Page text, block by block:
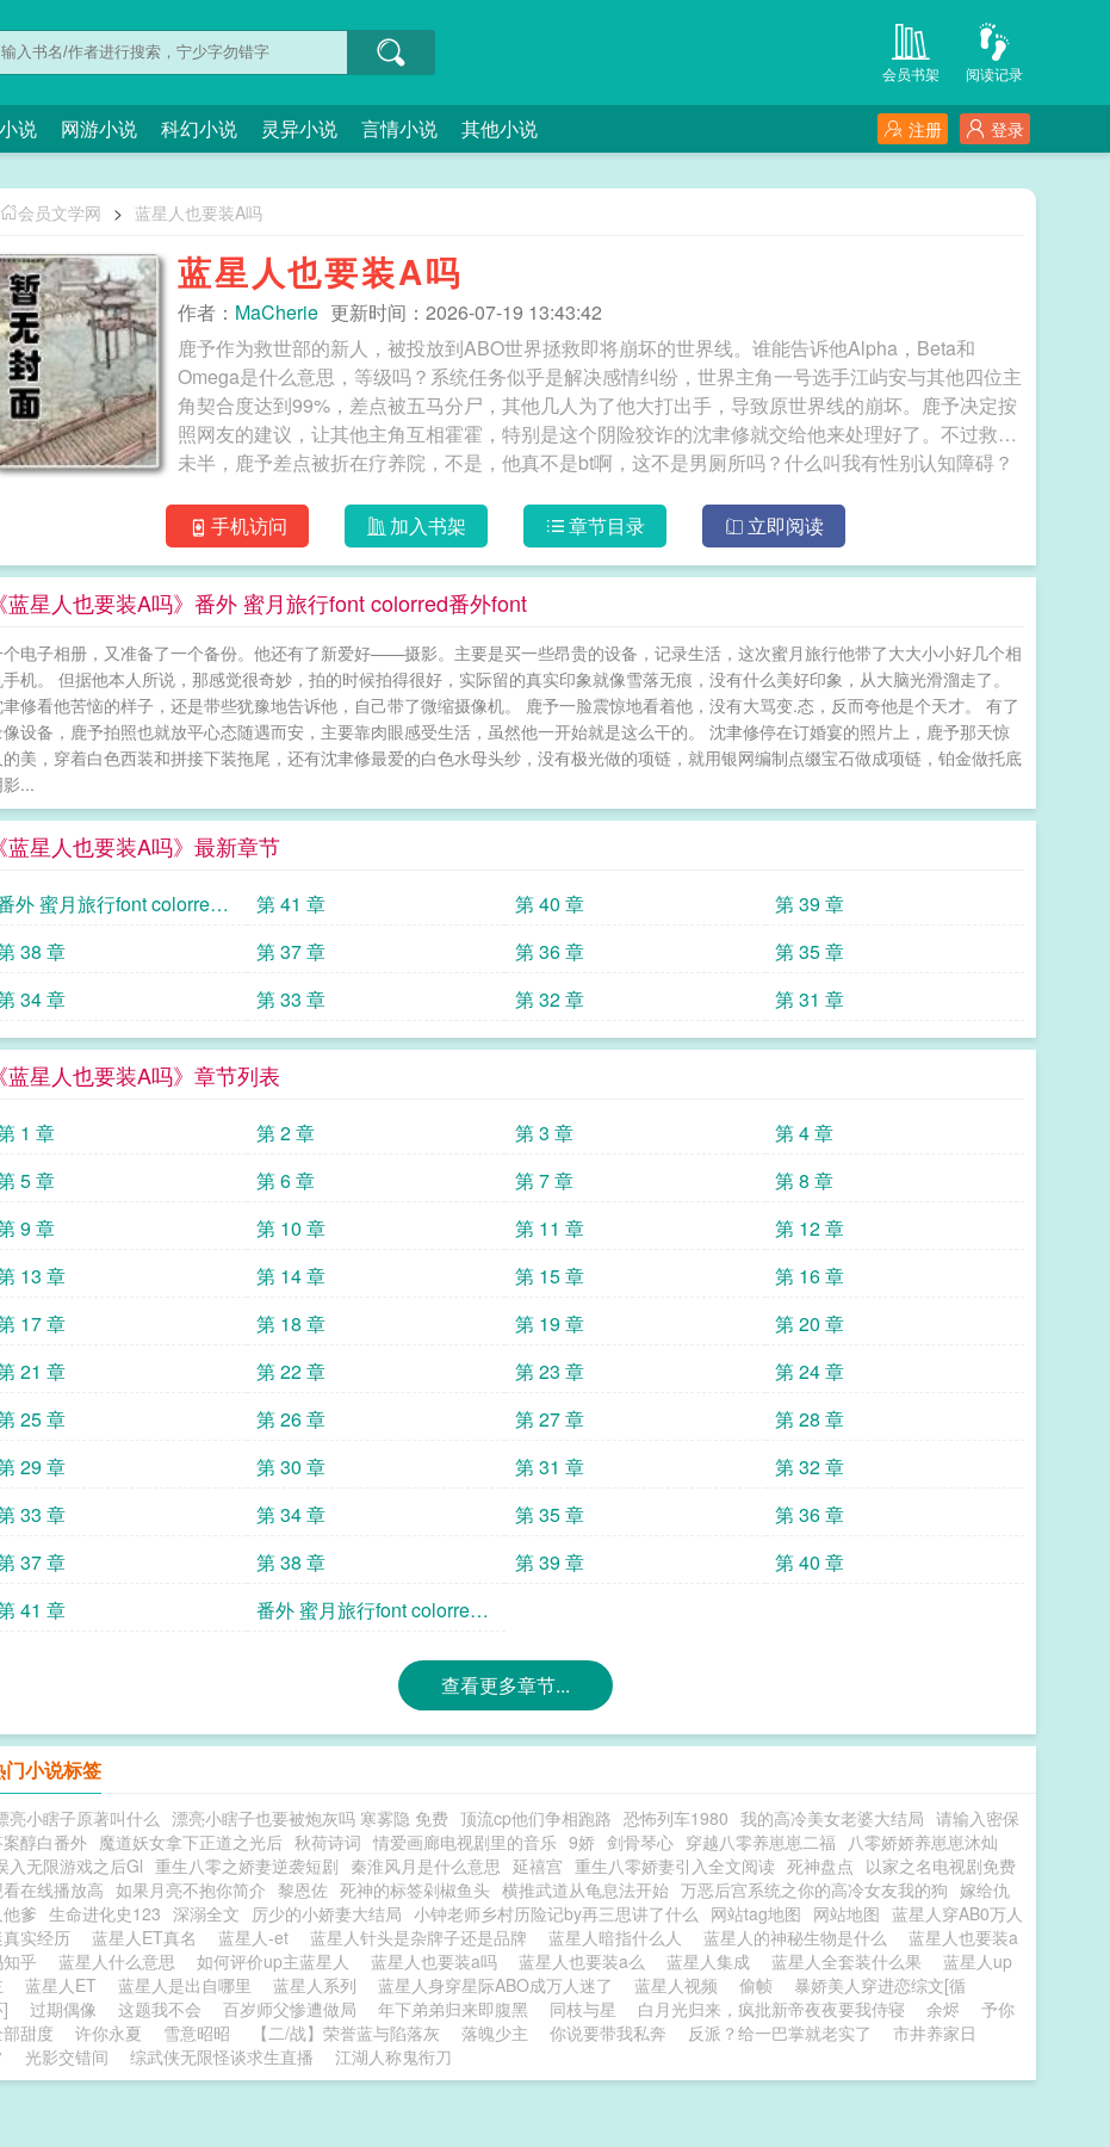
阅读记录
会员书架
说 网游小说 科幻小说 灵异小说 言情小说 其他小说 登录
注册
会员文学网 > 蓝星人也要装A吗
蓝星人也要装A吗
作者： MaCherie 更新时间：2026-07-19 13:43:42
鹿予作为救世部的新人，被投放到ABO世界拯救即将崩坏的世界线。谁能告诉他Alpha，Beta和
Omega是什么意思，等级吗？系统任务似乎是解决感情纠纷，世界主角一号选手江屿安与其他四位主
角契合度达到99%，差点被五马分尸，其他几人为了他大打出手，导致原世界线的崩坏。鹿予决定按
照网友的建议，让其他主角互相霍霍，特别是这个阴险狡诈的沈聿修就交给他来处理好了。不过救世
未半，鹿予差点被折在疗养院，不是，他真不是bt啊，这不是男厕所吗？什么叫我有性别认知障碍？
来越近，离系统任务越来越远……好在系统终于苏醒，但是屁用没有！鹿予一拖二，系统就是躺赢
狗！系统：“汪汪。宿主你真是可造之才，我从没见过哪位宿主完成任务像你这么神速的。”虽然鹿予
是它带的第一个宿主。 蓝星人也要装A吗
手机访问 加入书架 章节目录 立即阅读
《蓝星人也要装A吗》番外 蜜月旅行font colorred番外font
电子相册，又准备了一个备份。他还有了新爱好——摄影。主要是买一些昂贵的设备，记录生活，这次蜜月旅行他带了大大小小好几个相
机。 但据他本人所说，那感觉很奇妙，拍的时候拍得很好，实际留的真实印象就像雪落无痕，没有什么美好印象，从大脑光滑溜走了。
修看他苦恼的样子，还是带些犹豫地告诉他，自己带了微缩摄像机。 鹿予一脸震惊地看着他，没有大骂变.态，反而夸他是个天才。 有了
设备，鹿予拍照也就放平心态随遇而安，主要靠肉眼感受生活，虽然他一开始就是这么干的。 沈聿修停在订婚宴的照片上，鹿予那天惊
的美，穿着白色西装和拼接下装拖尾，还有沈聿修最爱的白色水母头纱，没有极光做的项链，就用银网编制点缀宝石做成项链，铂金做托底
影...
《蓝星人也要装A吗》最新章节
外 蜜月旅行font colorred
外font
第 41 章 第 40 章
第 39 章
38 章
第 37 章 第 36 章
第 35 章
34 章
第 33 章 第 32 章 第 31 章
《蓝星人也要装A吗》章节列表
1 章 第 2 章 第 3 章
第 4 章
5 章
第 6 章 第 7 章
第 8 章
9 章
第 10 章 第 11 章
第 12 章
13 章
第 14 章 第 15 章
第 16 章
17 章
第 18 章 第 19 章
第 20 章
21 章
第 22 章 第 23 章
第 24 章
25 章
第 26 章 第 27 章
第 28 章
29 章
第 30 章 第 31 章
第 32 章
33 章
第 34 章 第 35 章
第 36 章
37 章
第 38 章 第 39 章
第 40 章
41 章
番外 蜜月旅行font colorred
查看更多章节...
门小说标签
亮小瞎子原著叫什么 漂亮小瞎子也要被炮灰吗 寒雾隐 免费 顶流cp他们争相跑路 恐怖列车1980 我的高冷美女老婆大结局 请输入密保
醇白番外 魔道妖女拿下正道之光后 秋荷诗词 情爱画廊电视剧里的音乐 9娇 剑骨琴心 穿越八零养崽崽二福
八零娇娇养崽崽沐灿
入无限游戏之后Gl 重生八零之娇妻逆袭短剧 秦淮风月是什么意思 延禧宫 重生八零娇妻引入全文阅读 死神盘点 以家之名电视剧免费
看在线播放高 如果月亮不抱你简介 黎恩佐 死神的标签剁椒鱼头 横推武道从龟息法开始 万恶后宫系统之你的高冷女友我的狗 嫁给仇
他爹 生命进化史123 深溺全文 厉少的小娇妻大结局 小钟老师乡村历险记by再三思讲了什么 网站tag地图 网站地图 蓝星人穿AB0万人
实经历
蓝星人ET真名 蓝星人-et 蓝星人针头是杂牌子还是品牌 蓝星人暗指什么人 蓝星人的神秘生物是什么
蓝星人也要装a
乎
蓝星人什么意思 如何评价up主蓝星人 蓝星人也要装a吗 蓝星人也要装a么 蓝星人集成 蓝星人全套装什么果
蓝星人up
蓝星人ET 蓝星人是出自哪里 蓝星人系列 蓝星人身穿星际ABO成万人迷了 蓝星人视频 偷帧
暴娇美人穿进恋综文[循
过期偶像 这题我不会 百岁师父惨遭做局 年下弟弟归来即腹黑 同枝与星 白月光归来，疯批新帝夜夜要我侍寝 余烬
予你
甜度
许你永夏 雪意昭昭 【二/战】荣誉蓝与陷落灰 落魄少主 你说要带我私奔 反派？给一巴掌就老实了
市井养家日
光影交错间 综武侠无限怪谈求生直播 江湖人称鬼衔刀